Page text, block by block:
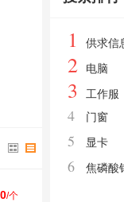
/个
1 供求信
2 电脑
3 工作服
4 门窗
5 显卡
6 焦磷酸